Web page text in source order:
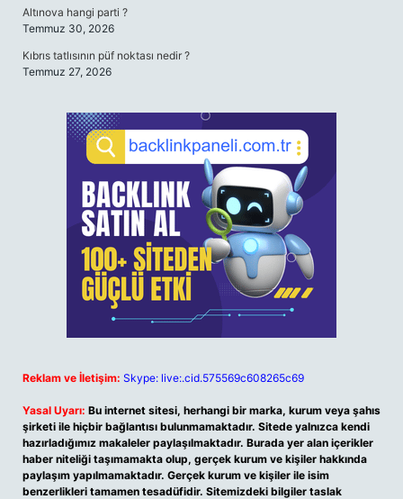
Altınova hangi parti ?
Temmuz 30, 2026
Kıbrıs tatlısının püf noktası nedir ?
Temmuz 27, 2026
Reklam ve İletişim: Skype: live:.cid.575569c608265c69
Yasal Uyarı: Bu internet sitesi, herhangi bir marka, kurum veya şahıs
şirketi ile hiçbir bağlantısı bulunmamaktadır. Sitede yalnızca kendi
hazırladığımız makaleler paylaşılmaktadır. Burada yer alan içerikler
haber niteliği taşımamakta olup, gerçek kurum ve kişiler hakkında
paylaşım yapılmamaktadır. Gerçek kurum ve kişiler ile isim
benzerlikleri tamamen tesadüfidir. Sitemizdeki bilgiler taslak